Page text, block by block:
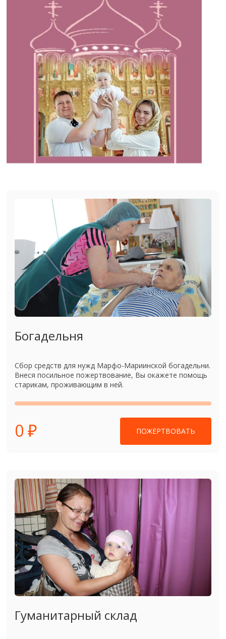
Богадельня
Сбор средств для нужд Марфо-Мариинской богадельни.
Внеся посильное пожертвование, Вы окажете помощь
старикам, проживающим в ней.
0 ₽ ПОЖЕРТВОВАТЬ
Гуманитарный склад